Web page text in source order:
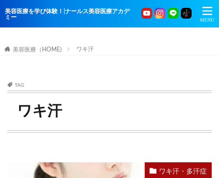
美容医療を学び体験！|ナールス美容医療アカデ
ミー
美容医療（HOME) ワキ汗
TAG
ワキ汗
ワキ汗・多汗症